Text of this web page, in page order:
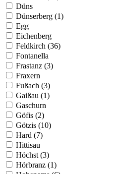
Düns
Dünserberg (1)
Egg
Eichenberg
Feldkirch (36)
Fontanella
Frastanz (3)
Fraxern
Fußach (3)
Gaißau (1)
Gaschurn
Göfis (2)
Götzis (10)
Hard (7)
Hittisau
Höchst (3)
Hörbranz (1)